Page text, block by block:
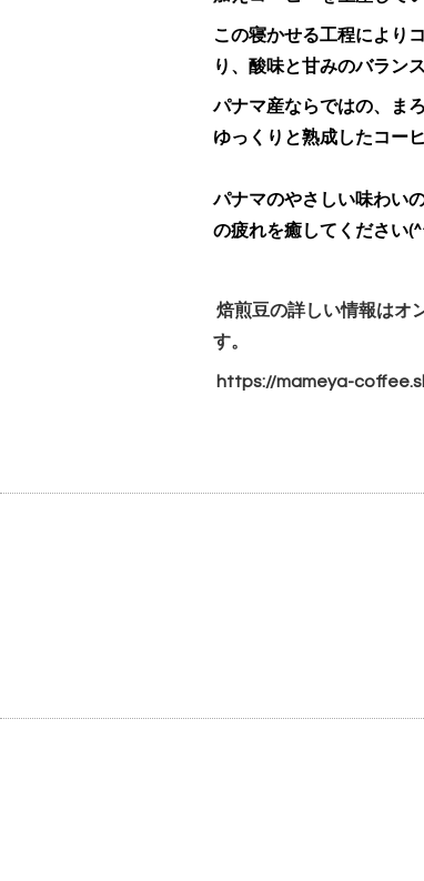
この寝かせる工程により
り、酸味と甘みのバラン
パナマ産ならではの、ま
ゆっくりと熟成したコー
パナマのやさしい味わい
の疲れを癒してください
焙煎豆の詳しい情報はオ
す。
https://mameya-